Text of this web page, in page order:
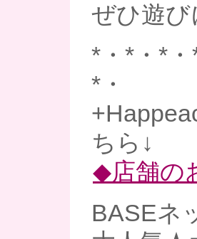
ぜひ遊
*・*・*
*・
ちら↓
◆店舗の
BASEネ